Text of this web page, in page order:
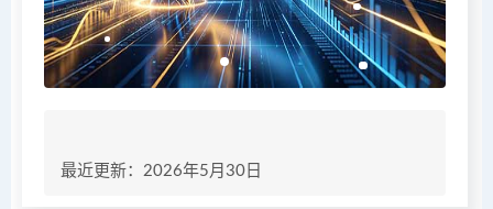
最近更新：2026年5月30日